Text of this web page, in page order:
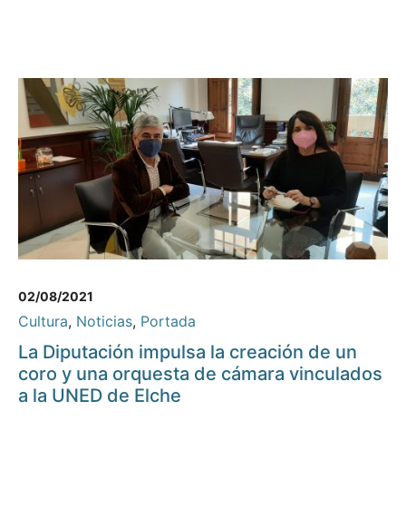
02/08/2021
Cultura, Noticias, Portada
La Diputación impulsa la creación de un
coro y una orquesta de cámara vinculados
a la UNED de Elche